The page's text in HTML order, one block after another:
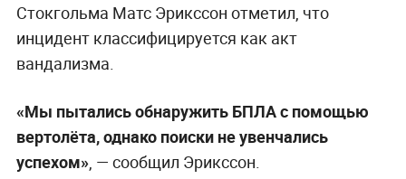
Стокгольма Матс Эрикссон отметил, что
инцидент классифицируется как акт
вандализма.
«Мы пытались обнаружить БПЛА с помощью
вертолёта, однако поиски не увенчались
успехом», — сообщил Эрикссон.